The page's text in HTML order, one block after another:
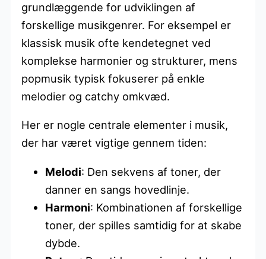
grundlæggende for udviklingen af
forskellige musikgenrer. For eksempel er
klassisk musik ofte kendetegnet ved
komplekse harmonier og strukturer, mens
popmusik typisk fokuserer på enkle
melodier og catchy omkvæd.
Her er nogle centrale elementer i musik,
der har været vigtige gennem tiden:
Melodi: Den sekvens af toner, der
danner en sangs hovedlinje.
Harmoni: Kombinationen af forskellige
toner, der spilles samtidig for at skabe
dybde.